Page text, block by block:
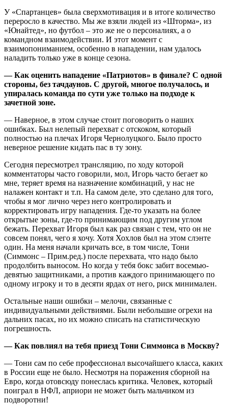
У «Спартанцев» была сверхмотивация и в итоге количество
переросло в качество. Мы же взяли людей из «Шторма», из
«Юнайтед», но футбол – это же не о персоналиях, а о
командном взаимодействии. И этот момент с
взаимопониманием, особенно в нападении, нам удалось
наладить только уже в конце сезона.
— Как оценить нападение «Патриотов» в финале? С одной
стороны, без тачдаунов. С другой, многое получалось, и
упиралась команда по сути уже только на подходе к
зачетной зоне.
— Наверное, в этом случае стоит поговорить о наших
ошибках. Был нелепый перехват с отскоком, который
полностью на плечах Игоря Чернолуцкого. Было просто
неверное решение кидать пас в ту зону.
Сегодня пересмотрел трансляцию, по ходу которой
комментаторы часто говорили, мол, Игорь часто бегает ко
мне, теряет время на назначение комбинаций, у нас не
налажен контакт и т.п. На самом деле, это сделано для того,
чтобы я мог лично через него контролировать и
корректировать игру нападения. Где-то указать на более
открытые зоны, где-то принимающим под другим углом
бежать. Перехват Игоря был как раз связан с тем, что он не
совсем понял, чего я хочу. Хотя Хохлов был на этом слэнте
один. На меня начали кричать все, в том числе, Тони
(Симмонс – Прим.ред.) после перехвата, что надо было
продолбить выносом. Но когда у тебя бокс забит восемью-
девятью защитниками, а против каждого принимающего по
одному игроку и то в десяти ярдах от него, риск минимален.
Остальные наши ошибки – мелочи, связанные с
индивидуальными действиями. Были небольшие огрехи на
дальних пасах, но их можно списать на статистическую
погрешность.
— Как повлиял на тебя приезд Тони Симмонса в Москву?
— Тони сам по себе профессионал высочайшего класса, каких
в России еще не было. Несмотря на поражения сборной на
Евро, когда отовсюду понеслась критика. Человек, который
поиграл в НФЛ, априори не может быть мальчиком из
подворотни!